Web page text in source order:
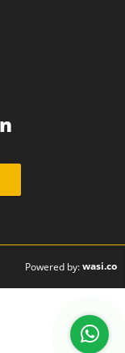
Powered by:wasi.co